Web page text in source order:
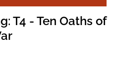
T4 - Ten Oaths of